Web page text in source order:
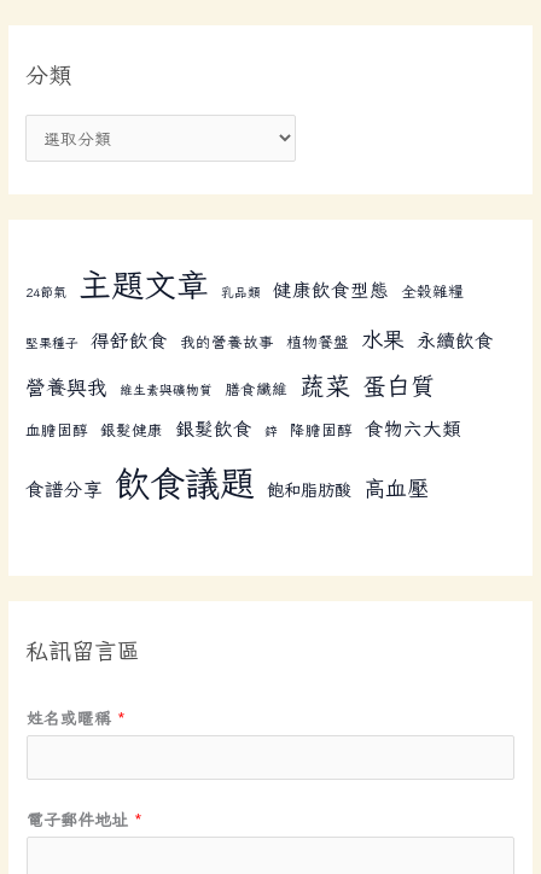
分類
24節氣 主題文章 乳品類 健康飲食型態 全榖雜糧
堅果種子 得舒飲食 我的營養故事 植物餐盤 水果 永續飲食
營養與我 維生素與礦物質 膳食纖維 蔬菜 蛋白質
血膽固醇 銀髮健康 銀髮飲食 鋅 降膽固醇 食物六大類
食譜分享 飲食議題 飽和脂肪酸 高血壓
私訊留言區
姓
名
稱
姓名或暱稱 *
電子郵件地址 *